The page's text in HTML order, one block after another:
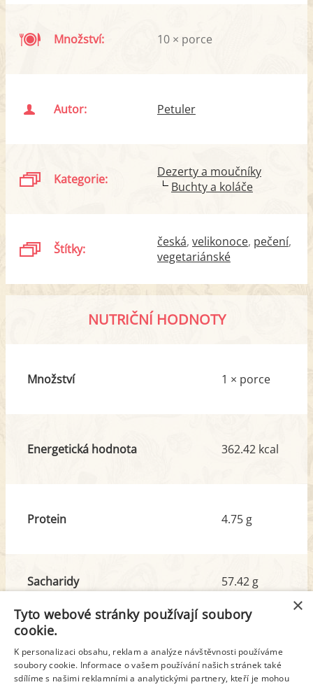
Množství: 10 × porce
Autor: Petuler
Kategorie:
Dezerty a moučníky
Buchty a koláče
Štítky: česká velikonoce pečení
vegetariánské
NUTRIČNÍ HODNOTY
Množství 1 × porce
Energetická hodnota 362.42 kcal
Protein 4.75 g
Sacharidy
z toho cukr
57.42 g
31.28 g
Tuk
z toho nas. mastné kyseliny
12.43 g
2.05 g
×
Tyto webové stránky používají soubory
cookie.
K personalizaci obsahu, reklam a analýze návštěvnosti používáme
soubory cookie. Informace o vašem používání našich stránek také
sdílíme s našimi reklamními a analytickými partnery, kteří je mohou